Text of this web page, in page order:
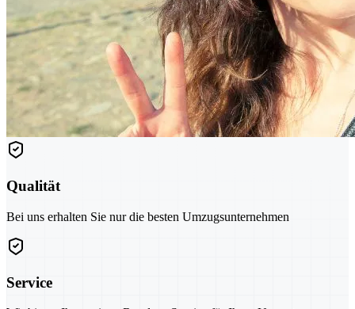
Qualität
Bei uns erhalten Sie nur die besten Umzugsunternehmen
Service